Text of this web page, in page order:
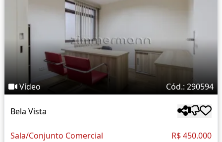
Vídeo Cód.: 290594
Bela Vista
Sala/Conjunto Comercial R$ 450.000